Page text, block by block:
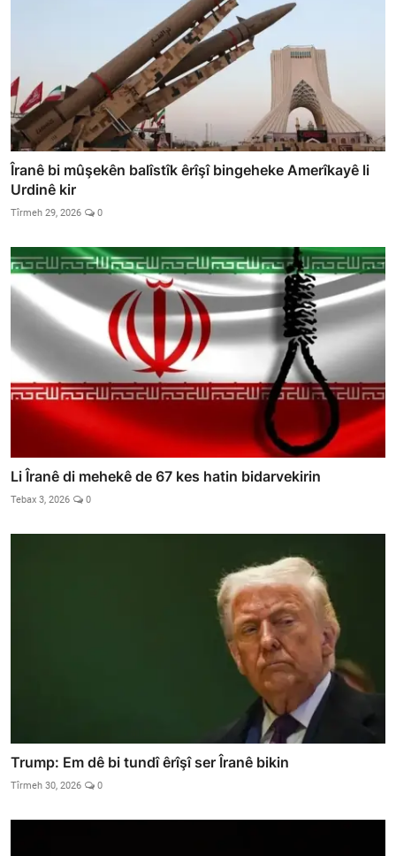
Îranê bi mûşekên balîstîk êrîşî bingeheke Amerîkayê li
Urdinê kir
Tîrmeh 29, 2026 0
Li Îranê di mehekê de 67 kes hatin bidarvekirin
Tebax 3, 2026 0
Trump: Em dê bi tundî êrîşî ser Îranê bikin
Tîrmeh 30, 2026 0